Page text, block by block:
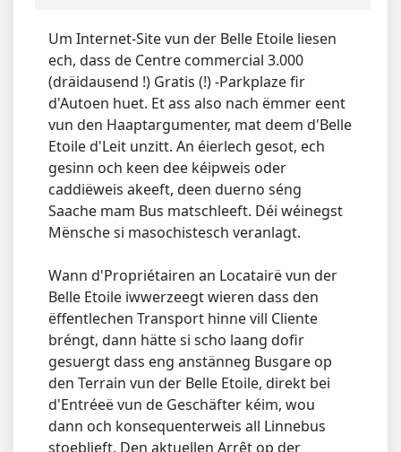
Um Internet-Site vun der Belle Etoile liesen
ech, dass de Centre commercial 3.000
(dräidausend !) Gratis (!) -Parkplaze fir
d'Autoen huet. Et ass also nach ëmmer eent
vun den Haaptargumenter, mat deem d'Belle
Etoile d'Leit unzitt. An éierlech gesot, ech
gesinn och keen dee kéipweis oder
caddiëweis akeeft, deen duerno séng
Saache mam Bus matschleeft. Déi wéinegst
Mënsche si masochistesch veranlagt.
Wann d'Propriétairen an Locatairë vun der
Belle Etoile iwwerzeegt wieren dass den
ëffentlechen Transport hinne vill Cliente
bréngt, dann hätte si scho laang dofir
gesuergt dass eng anstänneg Busgare op
den Terrain vun der Belle Etoile, direkt bei
d'Entréeë vun de Geschäfter kéim, wou
dann och konsequenterweis all Linnebus
stoeblieft. Den aktuellen Arrêt op der